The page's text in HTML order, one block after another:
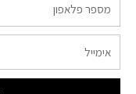
פלאפון